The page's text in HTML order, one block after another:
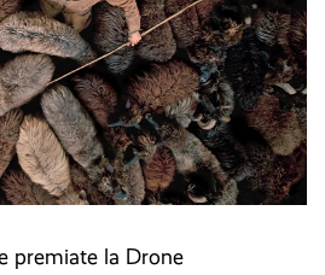
premiate la Drone